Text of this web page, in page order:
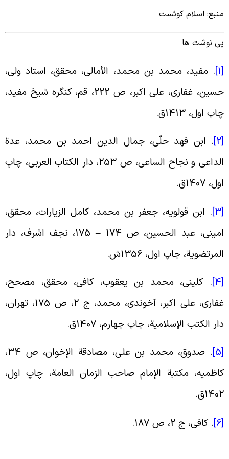
اسلام کوئست
نوشت ها
.مفید، محمد بن محمد، الأمالی، محقق، استاد ولی،
حسین، غفاری، علی اکبر، ص 222، قم، کنگره شیخ مفید،
اول، 1413ق
.
.ابن فهد حلّی، جمال الدین احمد بن محمد، عدة
الداعی و نجاح الساعی، ص 253، دار الکتاب العربی، چاپ
1407ق
.
.ابن قولویه، جعفر بن محمد، کامل الزیارات، محقق،
امینی، عبد الحسین، ص 174 – 175، نجف اشرف، دار
چاپ اول، 1356ش
.
. کلینی، محمد بن یعقوب، کافی، محقق، مصحح،
غفاری، علی اکبر، آخوندی، محمد، ج ‏2، ص 175، تهران،
الکتب الإسلامیة، چاپ چهارم، 1407ق
.
.
صدوق، محمد بن على، مصادقة الإخوان، ص 34،
مکتبة الإمام صاحب الزمان العامة، چاپ اول،
.
.کافی، ج ‏2، ص 187 .